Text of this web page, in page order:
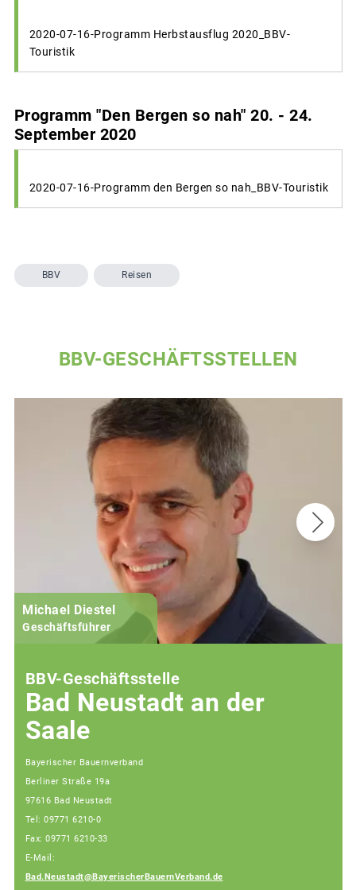
2020-07-16-Programm Herbstausflug 2020_BBV-
Touristik
Programm "Den Bergen so nah" 20. - 24.
September 2020
2020-07-16-Programm den Bergen so nah_BBV-Touristik
BBV Reisen
BBV-GESCHÄFTSSTELLEN
Michael Diestel
Geschäftsführer
BBV-Geschäftsstelle
Bad Neustadt an der
Saale
Bayerischer Bauernverband
Berliner Straße 19a
97616 Bad Neustadt
Tel: 09771 6210-0
Fax: 09771 6210-33
E-Mail:
Bad.Neustadt@BayerischerBauernVerband.de